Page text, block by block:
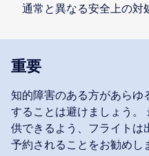
通常と異なる安全上の対
重要
知的障害のある方があらゆ
することは避けましょう。
供できるよう、フライト
予約されることをお勧めし